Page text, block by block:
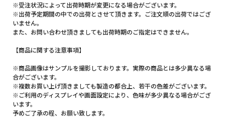
※受注状況によって出荷時期が変更になる場合がございます。
※出荷予定期間の中での出荷とさせて頂きます。ご注文順の出荷ではござ
いません。
また、お問い合わせ頂きましても出荷時期のご指定はできません。
【商品に関する注意事項】
※商品画像はサンプルを撮影しております。実際の商品とは多少異なる場
合がございます。
※複数お買い上げ頂きましても製造の都合上、若干の色差がございます。
※ご利用のディスプレイや画面設定により、色味が多少異なる場合がござ
います。
予めご了承の程、お願い致します。